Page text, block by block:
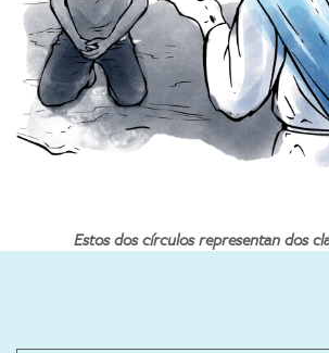
Estos dos círculos representan dos